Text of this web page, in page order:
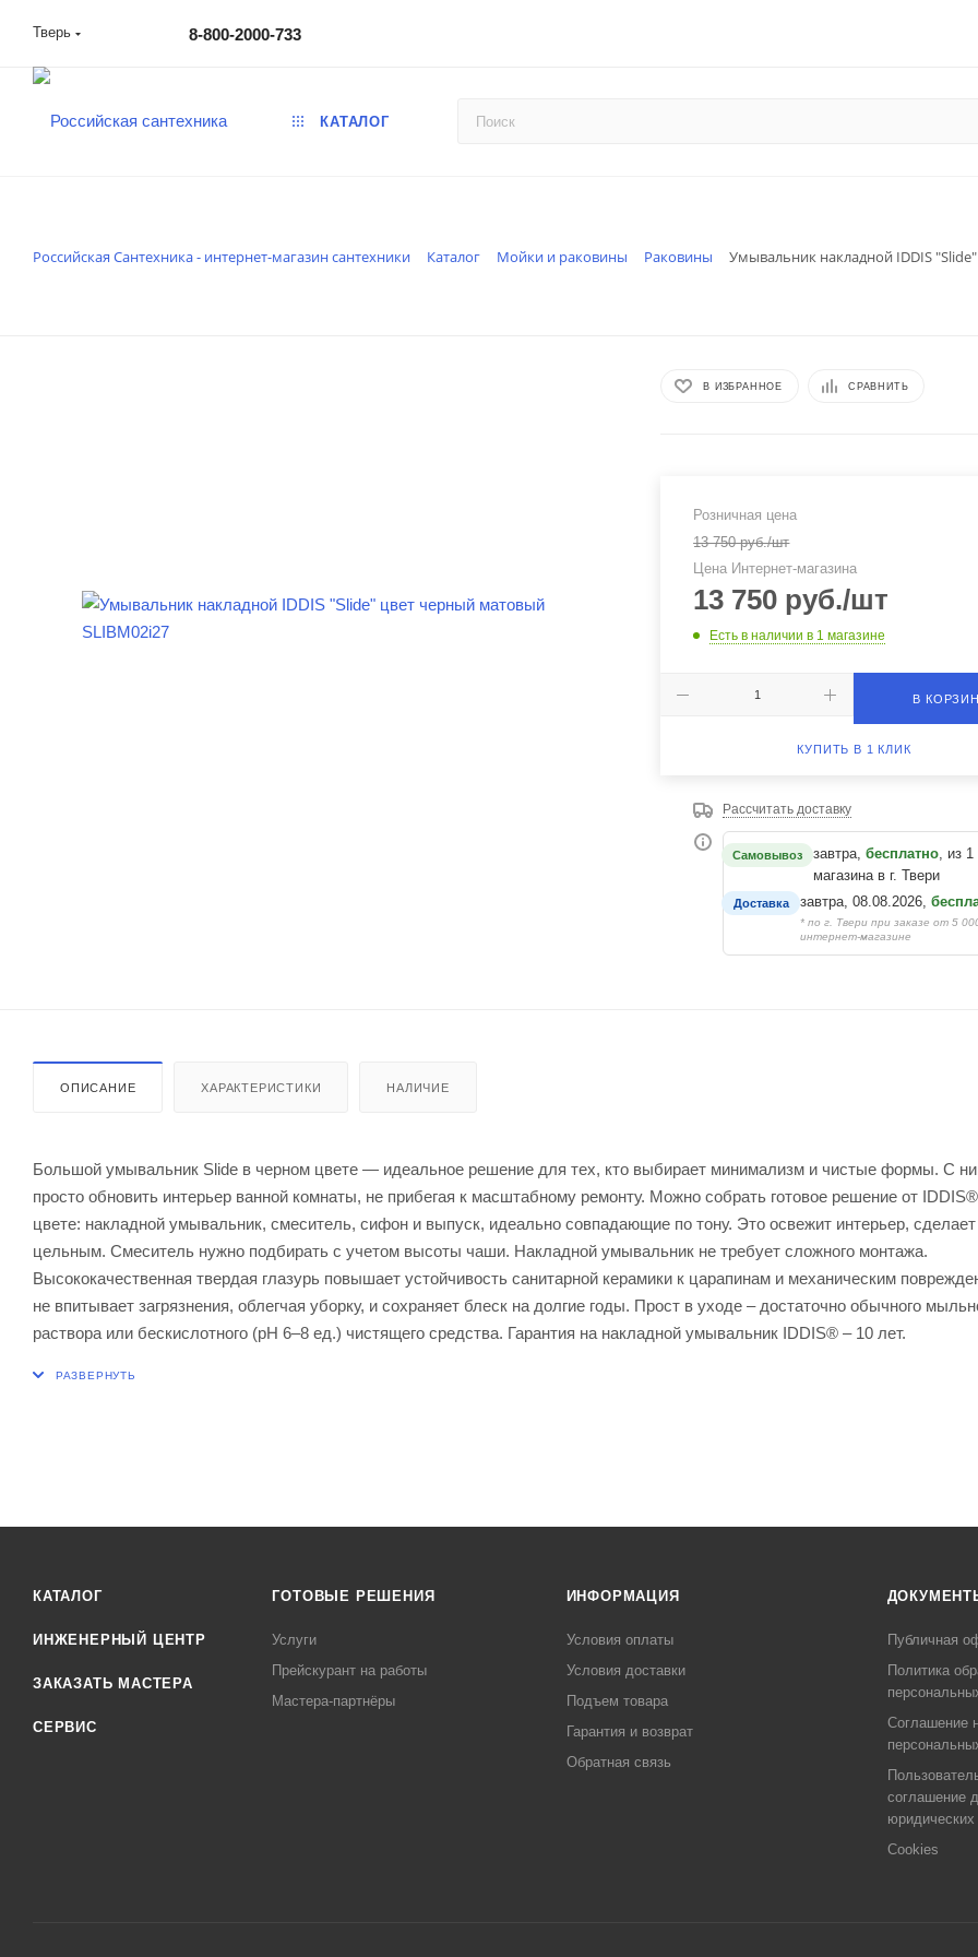
Тверь 8-800-2000-733
КАТАЛОГ
Российская Сантехника - интернет-магазин сантехники Каталог Мойки и раковины Раковины Умывальник накладной IDDIS
В ИЗБРАННОЕ СРАВНИТЬ
Розничная цена
13 750руб./шт
Цена Интернет-магазина
13 750 руб./шт
Есть в наличиив 1 магазине
В
КУПИТЬ В 1 КЛИК
Рассчитать доставку
Самовывоз завтра,бесплатно, из 1
магазина в г. Твери
Доставка завтра, 08.08.2026,
* по г. Твери при заказе от 5
интернет-магазине
ОПИСАНИЕ ХАРАКТЕРИСТИКИ НАЛИЧИЕ
Большой умывальник Slide в черном цвете — идеальное решение для тех, кто выбирает минимализм и чистые формы. С
просто обновить интерьер ванной комнаты, не прибегая к масштабному ремонту. Можно собрать готовое решение от
цвете: накладной умывальник, смеситель, сифон и выпуск, идеально совпадающие по тону. Это освежит интерьер, сделает
цельным. Смеситель нужно подбирать с учетом высоты чаши. Накладной умывальник не требует сложного монтажа.
Высококачественная твердая глазурь повышает устойчивость санитарной керамики к царапинам и механическим
не впитывает загрязнения, облегчая уборку, и сохраняет блеск на долгие годы. Прост в уходе – достаточно обычного
раствора или бескислотного (pH 6–8 ед.) чистящего средства. Гарантия на накладной умывальник IDDIS® – 10 лет.
КАТАЛОГ
ИНЖЕНЕРНЫЙ ЦЕНТР
ЗАКАЗАТЬ МАСТЕРА
СЕРВИС
ГОТОВЫЕ РЕШЕНИЯ
Услуги
Прейскурант на работы
Мастера-партнёры
ИНФОРМАЦИЯ
Условия оплаты
Условия доставки
Подъем товара
Гарантия и возврат
Обратная связь
Публичная
Политика
Соглашение
соглашение
Cookies